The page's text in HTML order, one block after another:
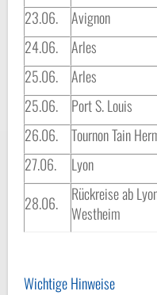
23.06.
Avignon
24.06.
Arles
25.06.
Arles
25.06.
Port S. Louis
26.06.
Tournon Tain
27.06.
Lyon
28.06.
Rückreise ab
Westheim
Wichtige Hinweise